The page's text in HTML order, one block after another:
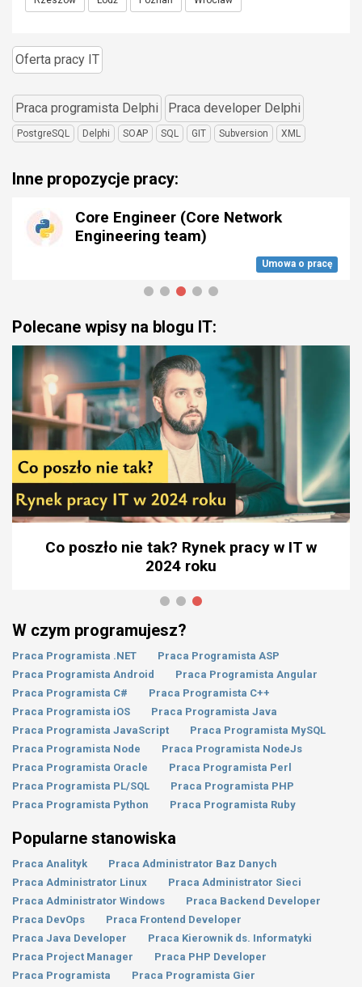
Oferta pracy IT
Praca programista Delphi Praca developer Delphi
PostgreSQL Delphi SOAP SQL GIT Subversion XML
Inne propozycje pracy:
Core Engineer (Core Network
Engineering team)
Umowa o pracę
Polecane wpisy na blogu IT:
Co poszło nie tak? Rynek pracy w IT w
2024 roku
W czym programujesz?
Praca Programista .NET
Praca Programista ASP
Praca Programista Android
Praca Programista Angular
Praca Programista C#
Praca Programista C++
Praca Programista iOS
Praca Programista Java
Praca Programista JavaScript
Praca Programista MySQL
Praca Programista Node
Praca Programista NodeJs
Praca Programista Oracle
Praca Programista Perl
Praca Programista PL/SQL
Praca Programista PHP
Praca Programista Python
Praca Programista Ruby
Popularne stanowiska
Praca Analityk
Praca Administrator Baz Danych
Praca Administrator Linux
Praca Administrator Sieci
Praca Administrator Windows
Praca Backend Developer
Praca DevOps
Praca Frontend Developer
Praca Java Developer
Praca Kierownik ds. Informatyki
Praca Project Manager
Praca PHP Developer
Praca Programista
Praca Programista Gier